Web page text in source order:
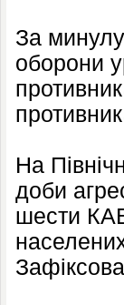
За минулу
оборони
На
доби
шести